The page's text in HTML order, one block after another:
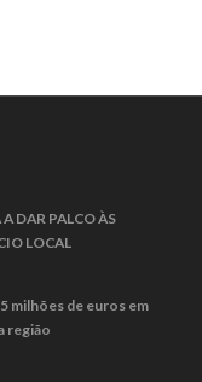
DAR PALCO ÀS
LOCAL
milhões de euros em
região